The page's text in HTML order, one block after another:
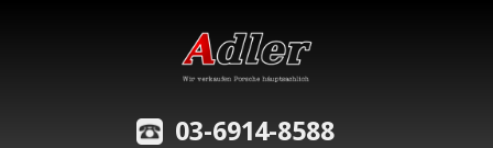
03-6914-8588